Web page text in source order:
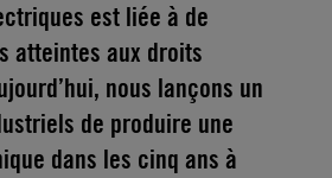
est liée à de
atteintes aux droits
nous lançons un
de produire une
dans les cinq ans à